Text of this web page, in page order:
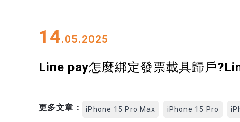
14.05.2025
Line pay怎麼綁定發票載具歸戶
更多文章： iPhone 15 Pro Max iPhone 15 Pro